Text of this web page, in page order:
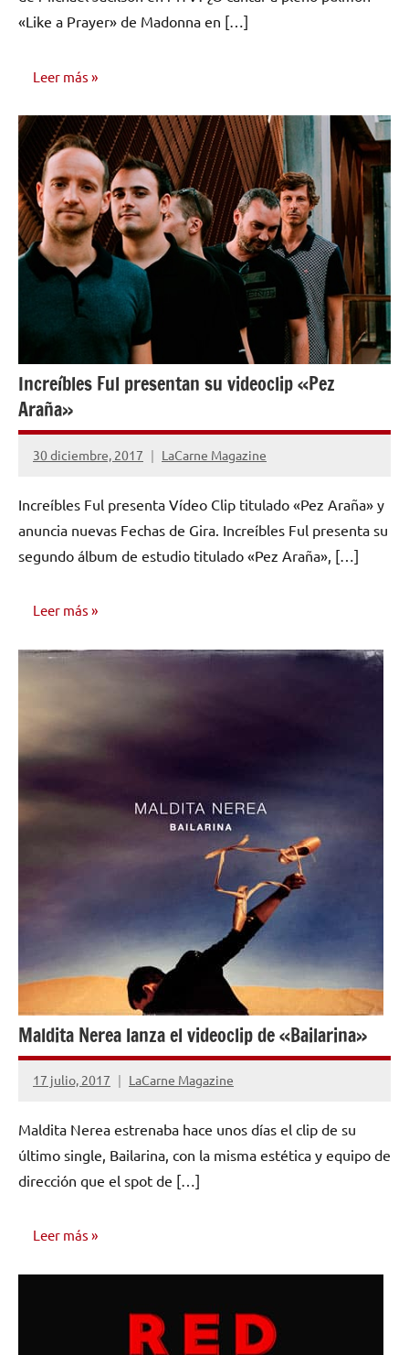
«Like a Prayer» de Madonna en […]
Leer más
INVESTIGACIÓN
MUSICAL
Increíbles Ful presentan su videoclip «Pez
Araña»
30 diciembre, 2017 LaCarne Magazine
No
comentarios
Increíbles Ful presenta Vídeo Clip titulado «Pez Araña» y
anuncia nuevas Fechas de Gira. Increíbles Ful presenta su
segundo álbum de estudio titulado «Pez Araña», […]
Leer más
Maldita Nerea lanza el videoclip de «Bailarina»
17 julio, 2017 LaCarne Magazine
No
comentarios
Maldita Nerea estrenaba hace unos días el clip de su
último single, Bailarina, con la misma estética y equipo de
dirección que el spot de […]
Leer más